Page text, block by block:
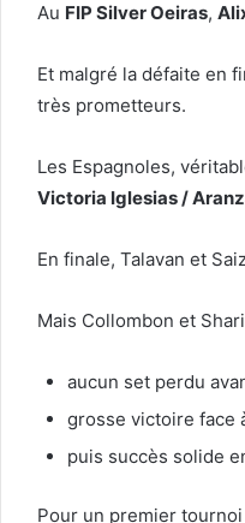
Au FIP Silver Oeiras,
Et malgré la défaite en
très prometteurs.
Les Espagnoles,
Victoria Iglesias /
En finale, Talavan et
Mais Collombon et
aucun set perdu
grosse victoire face
puis succès solide
Pour un premier